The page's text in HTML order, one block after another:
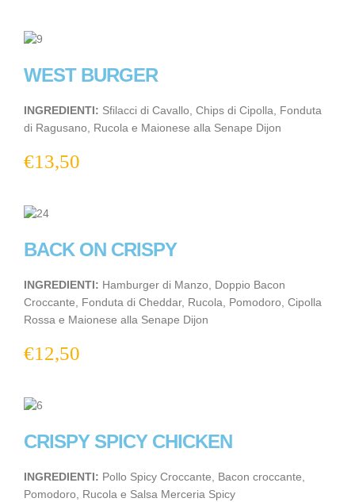
WEST BURGER
INGREDIENTI: Sfilacci di Cavallo, Chips di Cipolla, Fonduta
di Ragusano, Rucola e Maionese alla Senape Dijon
€13,50
BACK ON CRISPY
INGREDIENTI: Hamburger di Manzo, Doppio Bacon
Croccante, Fonduta di Cheddar, Rucola, Pomodoro, Cipolla
Rossa e Maionese alla Senape Dijon
€12,50
CRISPY SPICY CHICKEN
INGREDIENTI: Pollo Spicy Croccante, Bacon croccante,
Pomodoro, Rucola e Salsa Merceria Spicy